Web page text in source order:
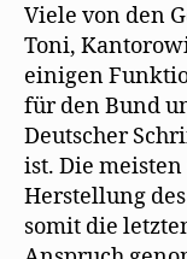
Viele von den
Toni,
einigen
für den Bund
Deutscher
ist. Die
Herstellung
somit die